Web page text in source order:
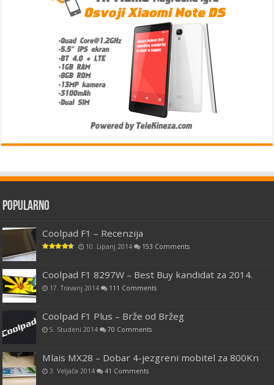
Popularno
Coolpad F1 – Recenzija
10. Lipanj 2014 153 Comments
Coolpad F1 8297W – Best Buy kandidat za 2014.
17. Travanj 2014 111 Comments
Coolpad F1 Plus – Brže od Bržeg
5. Studeni 2014 70 Comments
Mlais MX28 – Dobar 4-jezgreni mobitel za 800Kn
3. Veljača 2014 41 Comments